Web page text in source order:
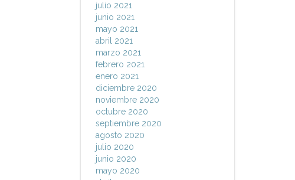
julio 2021
junio 2021
mayo 2021
abril 2021
marzo 2021
febrero 2021
enero 2021
diciembre 2020
noviembre 2020
octubre 2020
septiembre 2020
agosto 2020
julio 2020
junio 2020
mayo 2020